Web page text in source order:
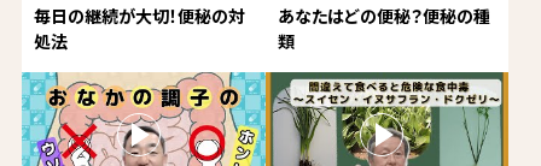
毎日の継続が大切！便秘の対
処法
あなたはどの便秘？便秘の種
類